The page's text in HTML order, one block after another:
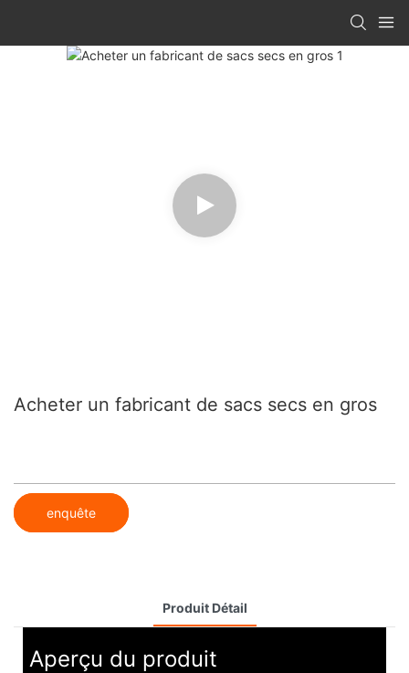
Acheter un fabricant de sacs secs en gros
enquête
Produit Détail
Aperçu du produit